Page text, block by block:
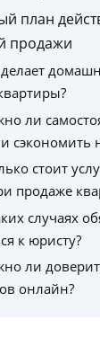
план
продажи
ли
сэкономить
стоит
продаже
случаях
к юристу?
ли
онлайн?